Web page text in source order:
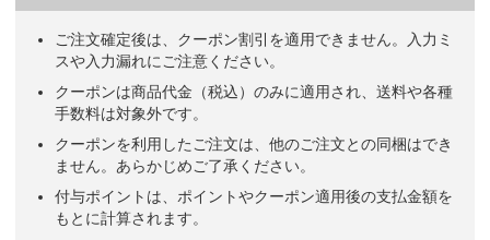
ご注文確定後は、クーポン割引を適用できません。入力ミ
スや入力漏れにご注意ください。
クーポンは商品代金（税込）のみに適用され、送料や各種
手数料は対象外です。
クーポンを利用したご注文は、他のご注文との同梱はでき
ません。あらかじめご了承ください。
付与ポイントは、ポイントやクーポン適用後の支払金額を
もとに計算されます。